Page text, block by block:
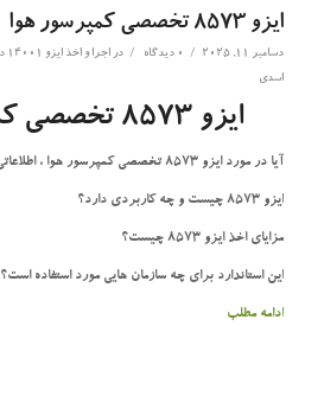
ایزو 8573 تخصصی کمپرسور هوا
دسامبر 11, 2025 / 0 دیدگاه / در اجرا و اخذ ایزو 14001 در بیمارستان
اسدی
ایزو 8573 تخصصی کمپرسور هوا
آیا در مورد ایزو 8573 تخصصی کمپرسور هوا ، اطلاعاتی دارید؟
ایزو 8573 چیست و چه کاربردی دارد؟
مزایای اخذ ایزو 8573 چیست؟
این استاندارد برای چه سازمان هایی مورد استفاده است؟
ادامه مطلب